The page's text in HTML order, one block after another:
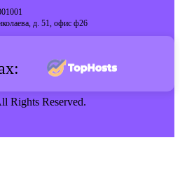
д. 51, офис ф26
Rights Reserved.